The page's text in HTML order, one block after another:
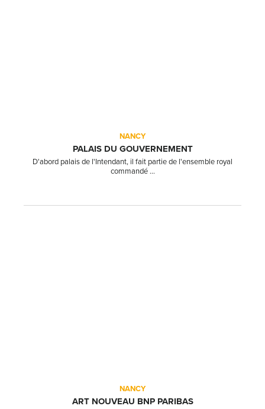
NANCY
PALAIS DU GOUVERNEMENT
D'abord palais de l'Intendant, il fait partie de l'ensemble royal
commandé ...
NANCY
ART NOUVEAU BNP PARIBAS